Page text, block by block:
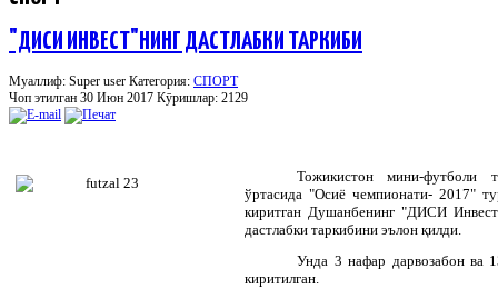
"ДИСИ ИНВЕСТ"НИНГ ДАСТЛАБКИ ТАРКИБИ
Муаллиф: Super user Категория: СПОРТ
Чоп этилган 30 Июн 2017 Кӯришлар: 2129
Тожикистон мини-футболи
ўртасида "Осиё чемпионати- 2017"
киритган Душанбенинг"ДИСИ Инвест
дастлабки таркибини эълон қилди
Унда 3 нафар дарвозабон ва
киритилган.